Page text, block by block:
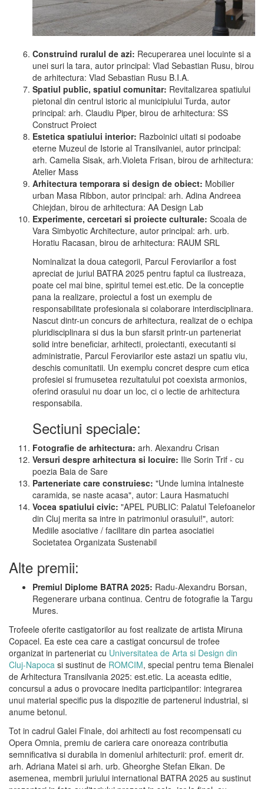
Construind ruralul de azi: Recuperarea unei locuinte si a
unei suri la tara, autor principal: Vlad Sebastian Rusu, birou
de arhitectura: Vlad Sebastian Rusu B.I.A.
Spatiul public, spatiul comunitar: Revitalizarea spatiului
pietonal din centrul istoric al municipiului Turda, autor
principal: arh. Claudiu Piper, birou de arhitectura: SS
Construct Proiect
Estetica spatiului interior: Razboinici uitati si podoabe
eterne Muzeul de Istorie al Transilvaniei, autor principal:
arh. Camelia Sisak, arh.Violeta Frisan, birou de arhitectura:
Atelier Mass
Arhitectura temporara si design de obiect: Mobilier
urban Masa Ribbon, autor principal: arh. Adina Andreea
Chiejdan, birou de arhitectura: AA Design Lab
Experimente, cercetari si proiecte culturale: Scoala de
Vara Simbyotic Architecture, autor principal: arh. urb.
Horatiu Racasan, birou de arhitectura: RAUM SRL
Nominalizat la doua categorii, Parcul Feroviarilor a fost
apreciat de juriul BATRA 2025 pentru faptul ca ilustreaza,
poate cel mai bine, spiritul temei est.etic. De la conceptie
pana la realizare, proiectul a fost un exemplu de
responsabilitate profesionala si colaborare interdisciplinara.
Nascut dintr-un concurs de arhitectura, realizat de o echipa
pluridisciplinara si dus la bun sfarsit printr-un parteneriat
solid intre beneficiar, arhitecti, proiectanti, executanti si
administratie, Parcul Feroviarilor este astazi un spatiu viu,
deschis comunitatii. Un exemplu concret despre cum etica
profesiei si frumusetea rezultatului pot coexista armonios,
oferind orasului nu doar un loc, ci o lectie de arhitectura
responsabila.
Sectiuni speciale:
Fotografie de arhitectura: arh. Alexandru Crisan
Versuri despre arhitectura si locuire: Ilie Sorin Trif - cu
poezia Baia de Sare
Parteneriate care construiesc: "Unde lumina intalneste
caramida, se naste acasa", autor: Laura Hasmatuchi
Vocea spatiului civic: "APEL PUBLIC: Palatul Telefoanelor
din Cluj merita sa intre in patrimoniul orasului!", autori:
Mediile asociative / facilitare din partea asociatiei
Societatea Organizata Sustenabil
Alte premii:
Premiul Diplome BATRA 2025: Radu-Alexandru Borsan,
Regenerare urbana continua. Centru de fotografie la Targu
Mures.
Trofeele oferite castigatorilor au fost realizate de artista Miruna
Copacel. Ea este cea care a castigat concursul de trofee
organizat in parteneriat cu Universitatea de Arta si Design din
Cluj-Napoca si sustinut de ROMCIM, special pentru tema Bienalei
de Arhitectura Transilvania 2025: est.etic. La aceasta editie,
concursul a adus o provocare inedita participantilor: integrarea
unui material specific pus la dispozitie de partenerul industrial, si
anume betonul.
Tot in cadrul Galei Finale, doi arhitecti au fost recompensati cu
Opera Omnia, premiu de cariera care onoreaza contributia
semnificativa si durabila in domeniul arhitecturii: prof. emerit dr.
arh. Adriana Matei si arh. urb. Gheorghe Stefan Elkan. De
asemenea, membrii juriului international BATRA 2025 au sustinut